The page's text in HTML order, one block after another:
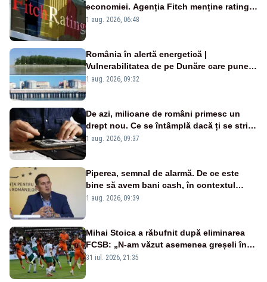
economiei. Agenția Fitch menține ratingul
„BBB-” cu perspectivă negativă
1 aug. 2026, 06:48
România în alertă energetică |
Vulnerabilitatea de pe Dunăre care pune
în pericol Centrala Cernavodă era
1 aug. 2026, 09:32
De azi, milioane de români primesc un
drept nou. Ce se întâmplă dacă ți se strică
un produs
1 aug. 2026, 09:37
Piperea, semnal de alarmă. De ce este
bine să avem bani cash, în contextul
alertei energetice?
1 aug. 2026, 09:39
Mihai Stoica a răbufnit după eliminarea
FCSB: „N-am văzut asemenea greșeli în
190 de meciuri europene”
31 iul. 2026, 21:35